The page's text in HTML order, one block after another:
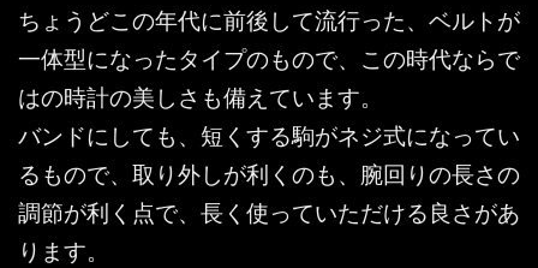
ちょうどこの年代に前後して流行った、ベルトが
一体型になったタイプのもので、この時代ならで
はの時計の美しさも備えています。
バンドにしても、短くする駒がネジ式になってい
るもので、取り外しが利くのも、腕回りの長さの
調節が利く点で、長く使っていただける良さがあ
ります。